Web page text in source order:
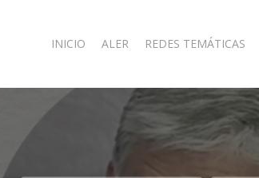
INICIO ALER REDES TEMÁTICAS